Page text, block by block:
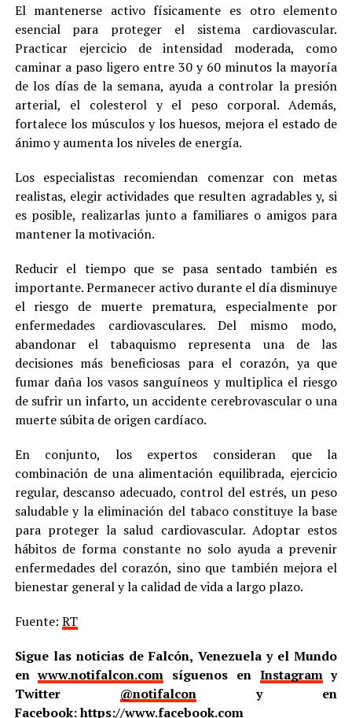
El mantenerse activo físicamente es otro elemento
esencial para proteger el sistema cardiovascular.
Practicar ejercicio de intensidad moderada, como
caminar a paso ligero entre 30 y 60 minutos la mayoría
de los días de la semana, ayuda a controlar la presión
arterial, el colesterol y el peso corporal. Además,
fortalece los músculos y los huesos, mejora el estado de
ánimo y aumenta los niveles de energía.
Los especialistas recomiendan comenzar con metas
realistas, elegir actividades que resulten agradables y, si
es posible, realizarlas junto a familiares o amigos para
mantener la motivación.
Reducir el tiempo que se pasa sentado también es
importante. Permanecer activo durante el día disminuye
el riesgo de muerte prematura, especialmente por
enfermedades cardiovasculares. Del mismo modo,
abandonar el tabaquismo representa una de las
decisiones más beneficiosas para el corazón, ya que
fumar daña los vasos sanguíneos y multiplica el riesgo
de sufrir un infarto, un accidente cerebrovascular o una
muerte súbita de origen cardíaco.
En conjunto, los expertos consideran que la
combinación de una alimentación equilibrada, ejercicio
regular, descanso adecuado, control del estrés, un peso
saludable y la eliminación del tabaco constituye la base
para proteger la salud cardiovascular. Adoptar estos
hábitos de forma constante no solo ayuda a prevenir
enfermedades del corazón, sino que también mejora el
bienestar general y la calidad de vida a largo plazo.
Fuente: RT
Sigue las noticias de Falcón, Venezuela y el Mundo
enwww.notifalcon.com síguenos en Instagramy
Twitter @notifalcony en
Facebook:https://www.facebook.com